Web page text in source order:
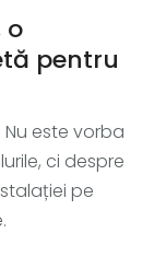
o
pentru
este vorba
ci despre
pe